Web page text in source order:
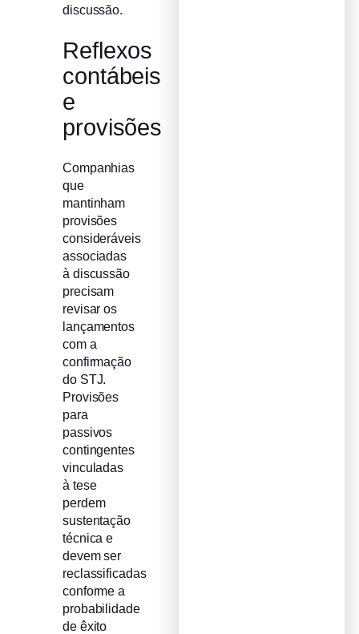
discussão.
Reflexos
contábeis
e
provisões
Companhias
que
mantinham
provisões
consideráveis
associadas
à discussão
precisam
revisar os
lançamentos
com a
confirmação
do STJ.
Provisões
para
passivos
contingentes
vinculadas
à tese
perdem
sustentação
técnica e
devem ser
reclassificadas
conforme a
probabilidade
de êxito